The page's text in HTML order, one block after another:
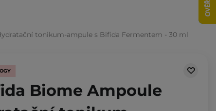
tonikum-ampule s Bifida Fermentem - 30 ml
Biome Ampoule